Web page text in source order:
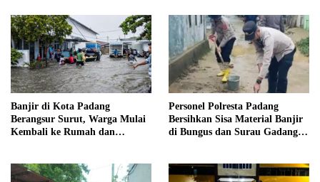
Banjir di Kota Padang
Berangsur Surut, Warga Mulai
Kembali ke Rumah dan
Personel Polresta Padang
Bersihkan Sisa Material Banjir
di Bungus dan Surau Gadang,